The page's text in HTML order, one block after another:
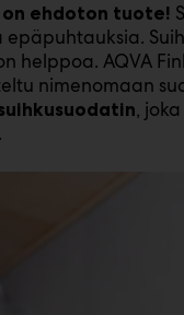
ehdoton tuote!
helppoa. AQVA
nimenomaan
,